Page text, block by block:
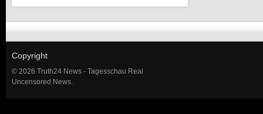
Copyright
© 2026 Truth24 News - Tagesschau Real
Uncensored News.